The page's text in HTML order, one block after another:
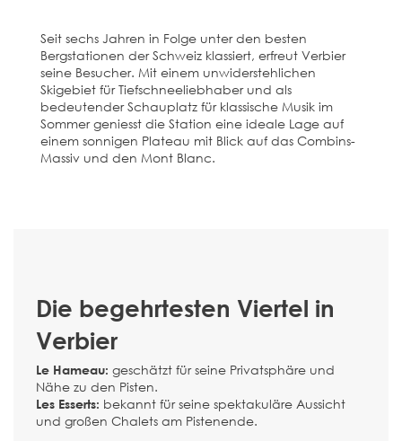
Seit sechs Jahren in Folge unter den besten
Bergstationen der Schweiz klassiert, erfreut Verbier
seine Besucher. Mit einem unwiderstehlichen
Skigebiet für Tiefschneeliebhaber und als
bedeutender Schauplatz für klassische Musik im
Sommer geniesst die Station eine ideale Lage auf
einem sonnigen Plateau mit Blick auf das Combins-
Massiv und den Mont Blanc.
Die begehrtesten Viertel in
Verbier
Le Hameau: geschätzt für seine Privatsphäre und
Nähe zu den Pisten.
Les Esserts: bekannt für seine spektakuläre Aussicht
und großen Chalets am Pistenende.